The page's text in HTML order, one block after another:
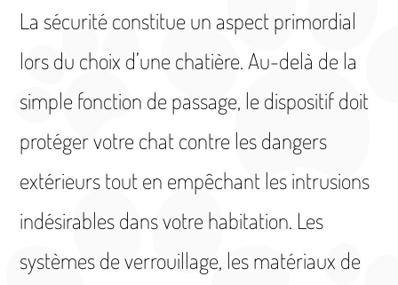
La sécurité constitue un aspect primordial
lors du choix d’une chatière. Au-delà de la
simple fonction de passage, le dispositif doit
protéger votre chat contre les dangers
extérieurs tout en empêchant les intrusions
indésirables dans votre habitation. Les
systèmes de verrouillage, les matériaux de